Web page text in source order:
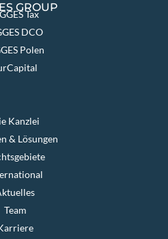
GROUP
Tax
DCO
Polen
Kanzlei
& Lösungen
Team